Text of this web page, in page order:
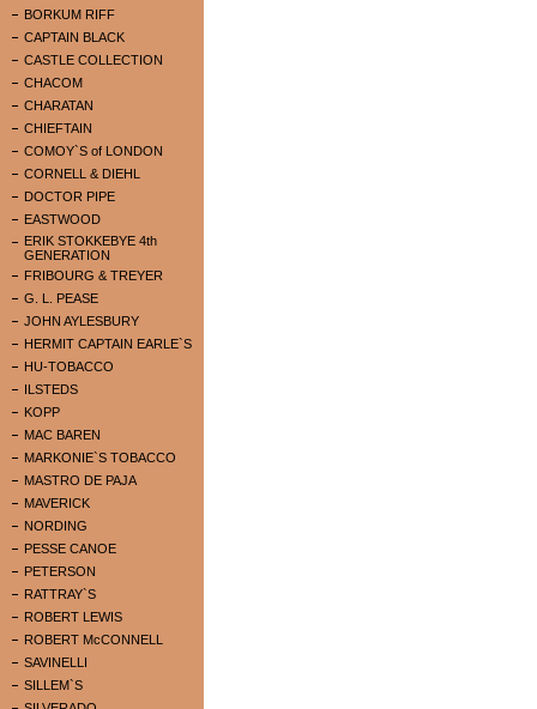
BORKUM RIFF
CAPTAIN BLACK
CASTLE COLLECTION
CHACOM
CHARATAN
CHIEFTAIN
COMOY`S of LONDON
CORNELL & DIEHL
DOCTOR PIPE
EASTWOOD
ERIK STOKKEBYE 4th
GENERATION
FRIBOURG & TREYER
G. L. PEASE
JOHN AYLESBURY
HERMIT CAPTAIN EARLE`S
HU-TOBACCO
ILSTEDS
KOPP
MAC BAREN
MARKONIE`S TOBACCO
MASTRO DE PAJA
MAVERICK
NORDING
PESSE CANOE
PETERSON
RATTRAY`S
ROBERT LEWIS
ROBERT McCONNELL
SAVINELLI
SILLEM`S